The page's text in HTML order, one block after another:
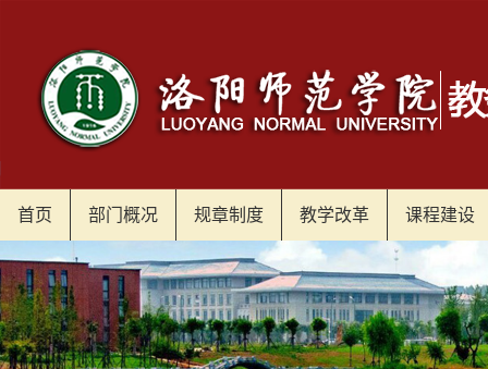
首页 部门概况 规章制度 教学改革 课程建设